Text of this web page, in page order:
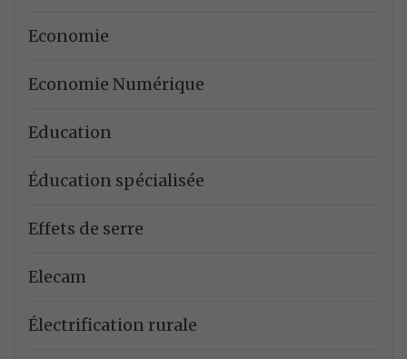
Economie
Economie Numérique
Education
Éducation spécialisée
Effets de serre
Elecam
Électrification rurale